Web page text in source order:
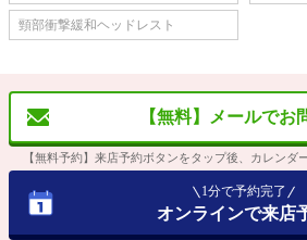
頸部衝撃緩和ヘッドレスト
【無料】メールでお
【無料予約】来店予約ボタンをタップ後、カレンダ
1分で予約完了
オンラインで来店